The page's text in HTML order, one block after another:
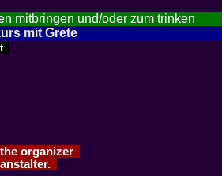
mitbringen und/oder zum trinken
mit Grete
organizer